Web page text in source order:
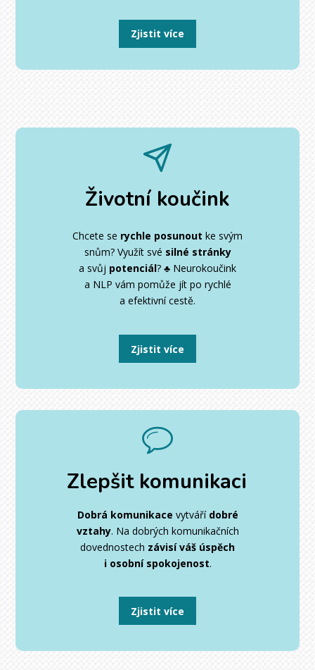
Zjistit více
Životní koučink
Chcete se rychle posunout ke svým
snům? Využít své silné stránky
a svůj potenciál? ♣ Neurokoučink
a NLP vám pomůže jít po rychlé
a efektivní cestě.
Zjistit více
Zlepšit komunikaci
Dobrá komunikace vytváří dobré
vztahy. Na dobrých komunikačních
dovednostech závisí váš úspěch
i osobní spokojenost.
Zjistit více